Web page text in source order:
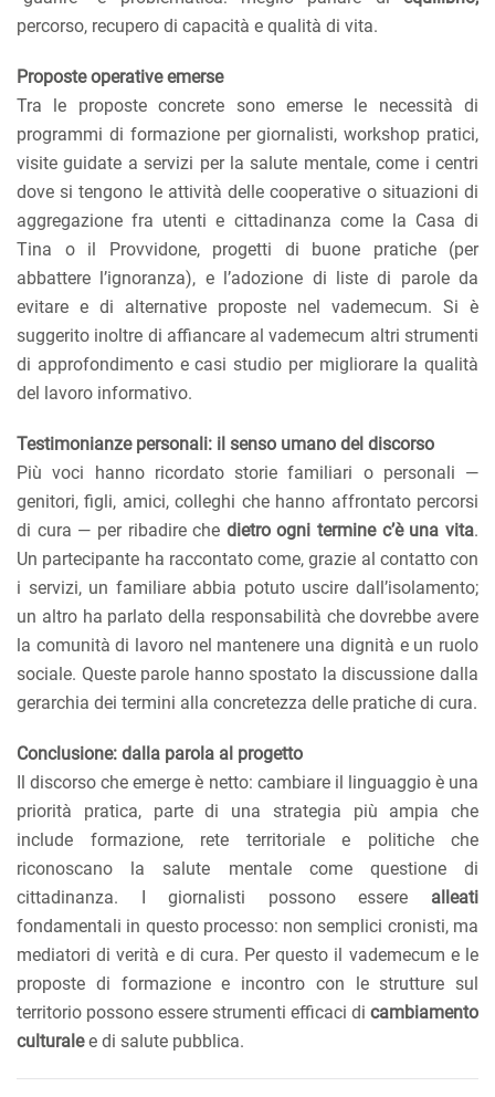
percorso, recupero di capacità e qualità di vita.
Proposte operative emerse
Tra le proposte concrete sono emerse le necessità di
programmi di formazione per giornalisti, workshop pratici,
visite guidate a servizi per la salute mentale, come i centri
dove si tengono le attività delle cooperative o situazioni di
aggregazione fra utenti e cittadinanza come la Casa di
Tina o il Provvidone, progetti di buone pratiche (per
abbattere l’ignoranza), e l’adozione di liste di parole da
evitare e di alternative proposte nel vademecum. Si è
suggerito inoltre di affiancare al vademecum altri strumenti
di approfondimento e casi studio per migliorare la qualità
del lavoro informativo.
Testimonianze personali: il senso umano del discorso
Più voci hanno ricordato storie familiari o personali —
genitori, figli, amici, colleghi che hanno affrontato percorsi
di cura — per ribadire che dietro ogni termine c’è una vita.
Un partecipante ha raccontato come, grazie al contatto con
i servizi, un familiare abbia potuto uscire dall’isolamento;
un altro ha parlato della responsabilità che dovrebbe avere
la comunità di lavoro nel mantenere una dignità e un ruolo
sociale. Queste parole hanno spostato la discussione dalla
gerarchia dei termini alla concretezza delle pratiche di cura.
Conclusione: dalla parola al progetto
Il discorso che emerge è netto: cambiare il linguaggio è una
priorità pratica, parte di una strategia più ampia che
include formazione, rete territoriale e politiche che
riconoscano la salute mentale come questione di
cittadinanza. I giornalisti possono essere alleati
fondamentali in questo processo: non semplici cronisti, ma
mediatori di verità e di cura. Per questo il vademecum e le
proposte di formazione e incontro con le strutture sul
territorio possono essere strumenti efficaci di cambiamento
culturalee di salute pubblica.